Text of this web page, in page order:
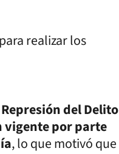
realizar los
del Delito
vigente por parte
, lo que motivó que